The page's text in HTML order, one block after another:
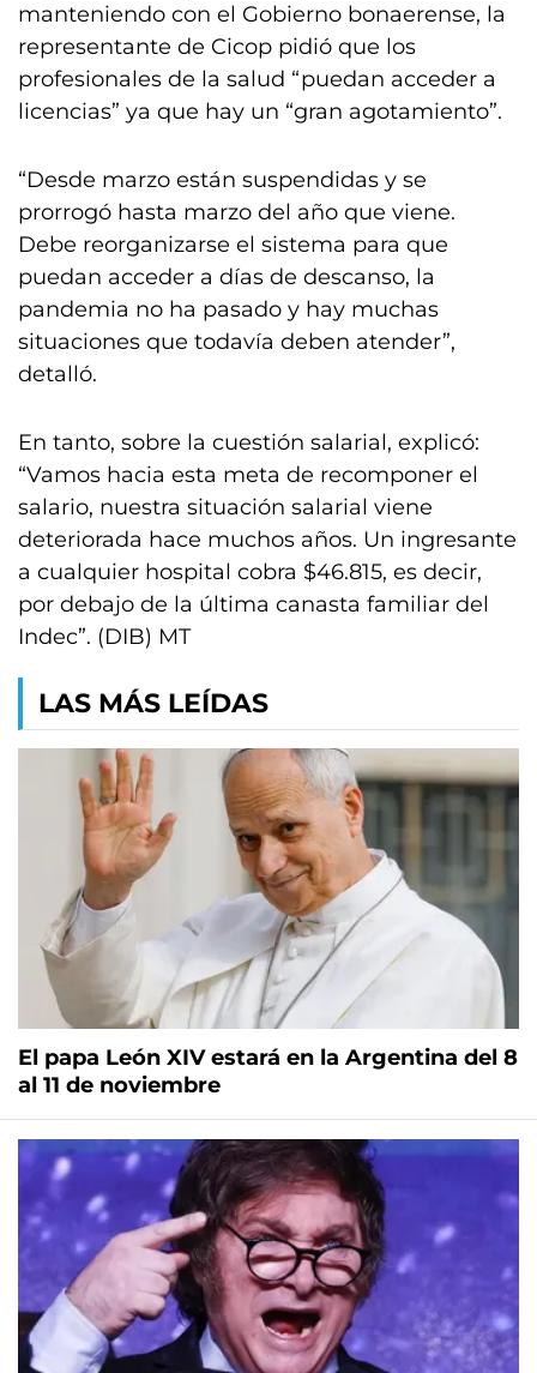
manteniendo con el Gobierno bonaerense, la
representante de Cicop pidió que los
profesionales de la salud “puedan acceder a
licencias” ya que hay un “gran agotamiento”.
“Desde marzo están suspendidas y se
prorrogó hasta marzo del año que viene.
Debe reorganizarse el sistema para que
puedan acceder a días de descanso, la
pandemia no ha pasado y hay muchas
situaciones que todavía deben atender”,
detalló.
En tanto, sobre la cuestión salarial, explicó:
“Vamos hacia esta meta de recomponer el
salario, nuestra situación salarial viene
deteriorada hace muchos años. Un ingresante
a cualquier hospital cobra $46.815, es decir,
por debajo de la última canasta familiar del
Indec”. (DIB) MT
LAS MÁS LEÍDAS
El papa León XIV estará en la Argentina del 8
al 11 de noviembre